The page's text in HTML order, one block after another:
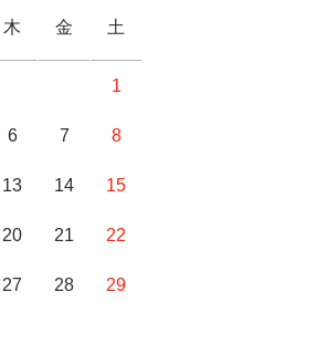
木 金 土
1
6 7 8
13 14 15
20 21 22
27 28 29